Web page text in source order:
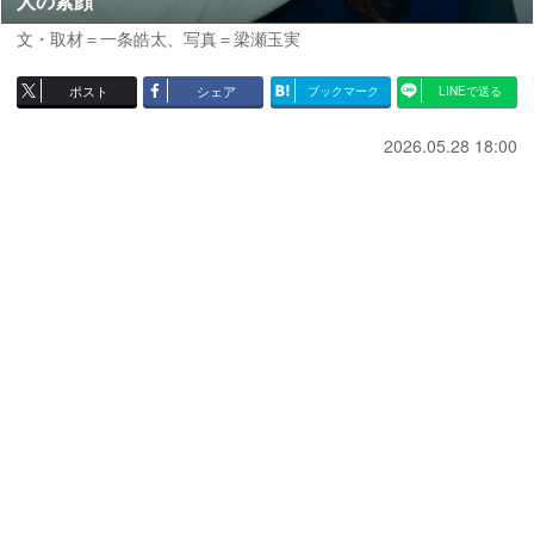
文・取材＝一条皓太、 写真＝梁瀬玉実
ポスト シェア ブックマーク LINEで送る
2026.05.28 18:00